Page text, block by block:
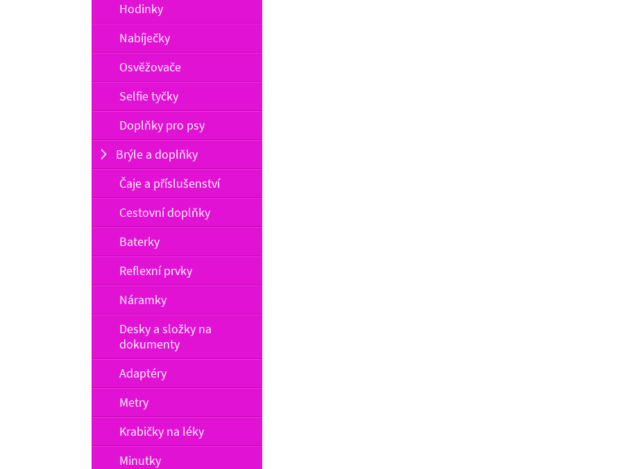
Hodinky
Nabíječky
Osvěžovače
Selfie tyčky
Doplňky pro psy
Brýle a doplňky
Čaje a příslušenství
Cestovní doplňky
Baterky
Reflexní prvky
Náramky
Desky a složky na
dokumenty
Adaptéry
Metry
Krabičky na léky
Minutky